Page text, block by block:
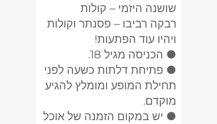
שושנה היזמי – קולות
רבקה רביבו – פסנתר וקולות
ויהיו עוד הפתעות!
● הכניסה מגיל 18.
● פתיחת דלתות כשעה לפני
תחילת המופע ומומלץ להגיע
מוקדם.
● יש במקום הזמנה של אוכל